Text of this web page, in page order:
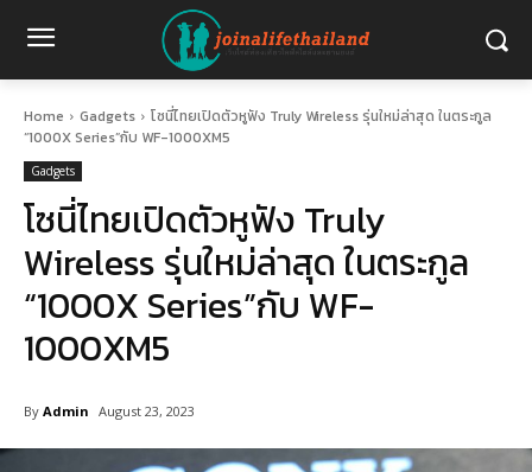
Home Gadgets
โซนี่ไทยเปิดตัวหูฟัง Truly Wireless รุ่นใหม่ล่าสุด ในตระกูล
“1000X Series”กับ WF-1000XM5
Gadgets
โซนี่ไทยเปิดตัวหูฟัง Truly
Wireless รุ่นใหม่ล่าสุด ในตระกูล
“1000X Series”กับ WF-
1000XM5
By Admin August 23, 2023